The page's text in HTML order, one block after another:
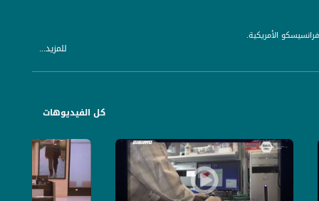
الأمريكية.
ويتميز الهاتف أيضا بـ 6 كاميرات، 3 في الخلف بدقة 12 و12 و16 ميجا بكسل على التوالي، الاشي اللي بعطي الهاتف القدرة على إنتاج صور فائقة الجودة. وكاميرتين في الخلف بدقة 10 و8 ميجا
للمزيد...
كل الفيديوهات